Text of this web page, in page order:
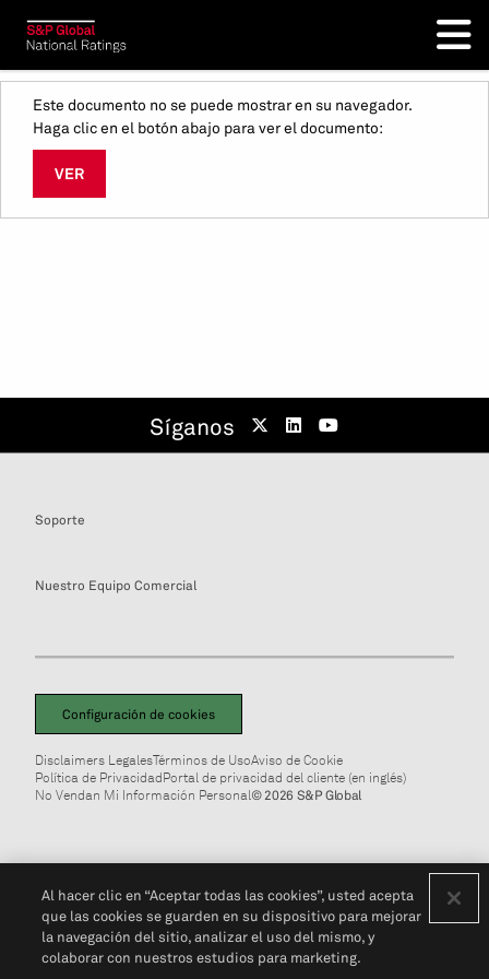
Este documento no se puede mostrar en su navegador.
Haga clic en el botón abajo para ver el documento:
VER
Síganos
Soporte
Nuestro Equipo Comercial
Configuración de cookies
Disclaimers LegalesTérminos de UsoAviso de Cookie
Política de PrivacidadPortal de privacidad del cliente (en inglés)
No Vendan Mi Información Personal© 2026 S&P Global
Al hacer clic en “Aceptar todas las cookies”, usted acepta
que las cookies se guarden en su dispositivo para mejorar
la navegación del sitio, analizar el uso del mismo, y
colaborar con nuestros estudios para marketing.